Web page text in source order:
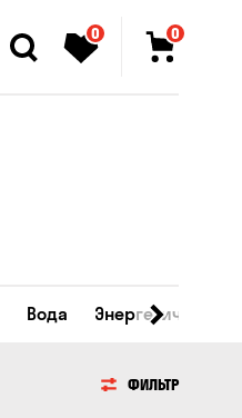
0 0
Вода Энергетические
ФИЛЬТР